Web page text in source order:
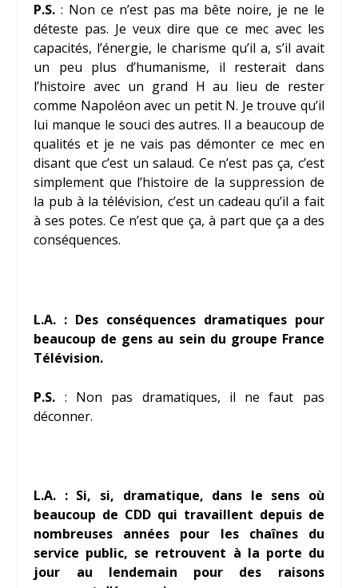
P.S. : Non ce n’est pas ma bête noire, je ne le
déteste pas. Je veux dire que ce mec avec les
capacités, l’énergie, le charisme qu’il a, s’il avait
un peu plus d’humanisme, il resterait dans
l’histoire avec un grand H au lieu de rester
comme Napoléon avec un petit N. Je trouve qu’il
lui manque le souci des autres. Il a beaucoup de
qualités et je ne vais pas démonter ce mec en
disant que c’est un salaud. Ce n’est pas ça, c’est
simplement que l’histoire de la suppression de
la pub à la télévision, c’est un cadeau qu’il a fait
à ses potes. Ce n’est que ça, à part que ça a des
conséquences.
L.A. : Des conséquences dramatiques pour
beaucoup de gens au sein du groupe France
Télévision.
P.S. : Non pas dramatiques, il ne faut pas
déconner.
L.A. : Si, si, dramatique, dans le sens où
beaucoup de CDD qui travaillent depuis de
nombreuses années pour les chaînes du
service public, se retrouvent à la porte du
jour au lendemain pour des raisons